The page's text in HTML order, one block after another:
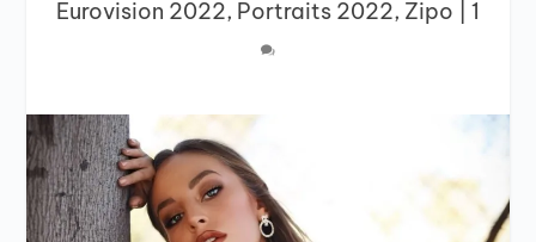
Eurovision 2022, Portraits 2022, Zipo 1